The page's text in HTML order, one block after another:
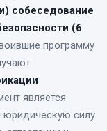
собеседование
(6
программу
является
силу